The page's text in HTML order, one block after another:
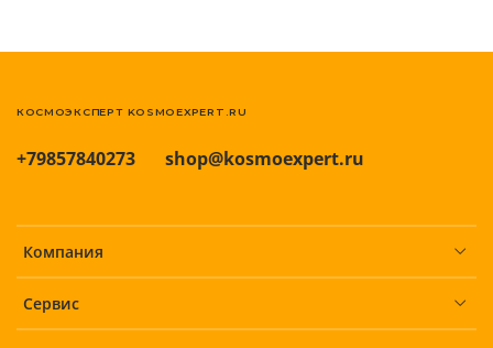
Компания
Сервис
+79857840273 shop@kosmoexpert.ru
КОСМОЭКСПЕРТ KOSMOEXPERT.RU